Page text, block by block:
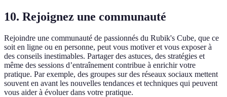
10. Rejoignez une communauté
Rejoindre une communauté de passionnés du Rubik's Cube, que ce
soit en ligne ou en personne, peut vous motiver et vous exposer à
des conseils inestimables. Partager des astuces, des stratégies et
même des sessions d’entraînement contribue à enrichir votre
pratique. Par exemple, des groupes sur des réseaux sociaux mettent
souvent en avant les nouvelles tendances et techniques qui peuvent
vous aider à évoluer dans votre pratique.